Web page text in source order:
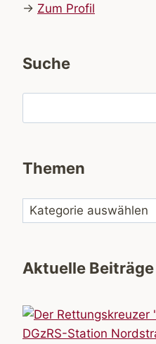
→ Zum Profil
Suche
Themen
Aktuelle Beiträge